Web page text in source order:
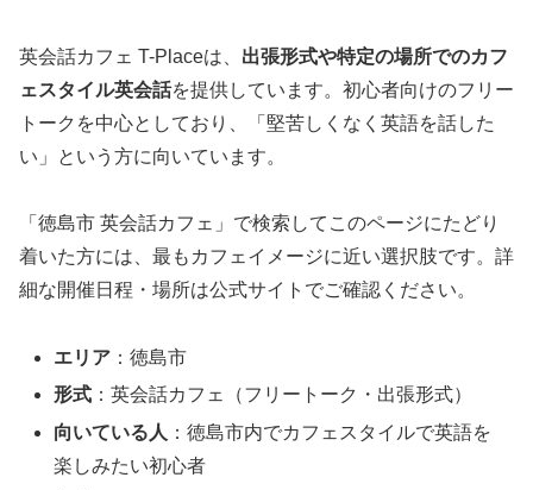
英会話カフェ T-Placeは、 出張形式や特定の場所でのカフ
ェスタイル英会話を提供しています。初心者向けのフリー
トークを中心としており、「堅苦しくなく英語を話した
い」という方に向いています。
「徳島市 英会話カフェ」で検索してこのページにたどり
着いた方には、最もカフェイメージに近い選択肢です。詳
細な開催日程・場所は公式サイトでご確認ください。
エリア ：徳島市
形式 ：英会話カフェ（フリートーク・出張形式）
向いている人 ：徳島市内でカフェスタイルで英語を
楽しみたい初心者